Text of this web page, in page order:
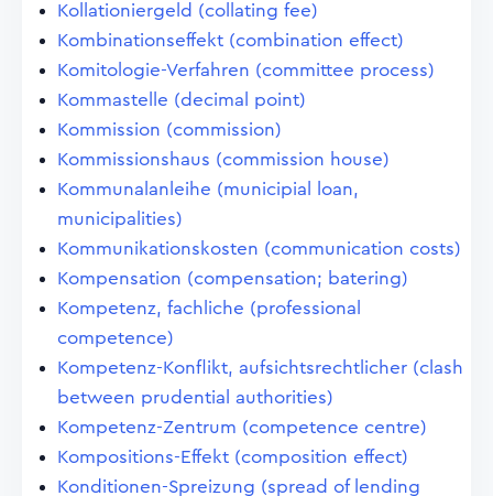
Kollationiergeld (collating fee)
Kombinationseffekt (combination effect)
Komitologie-Verfahren (committee process)
Kommastelle (decimal point)
Kommission (commission)
Kommissionshaus (commission house)
Kommunalanleihe (municipial loan,
municipalities)
Kommunikationskosten (communication costs)
Kompensation (compensation; batering)
Kompetenz, fachliche (professional
competence)
Kompetenz-Konflikt, aufsichtsrechtlicher (clash
between prudential authorities)
Kompetenz-Zentrum (competence centre)
Kompositions-Effekt (composition effect)
Konditionen-Spreizung (spread of lending